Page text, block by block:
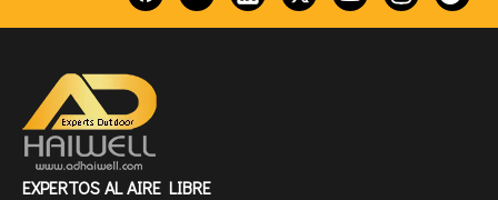
EXPERTOS AL AIRE LIBRE